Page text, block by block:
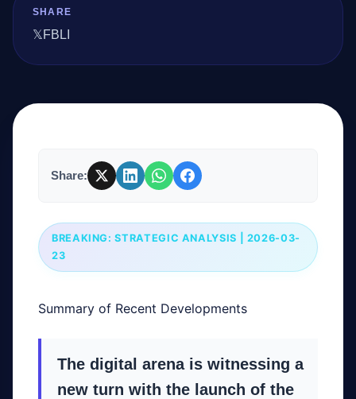
SHARE
𝕏 FB LI
Share:
BREAKING: STRATEGIC ANALYSIS | 2026-03-
23
Summary of Recent Developments
The digital arena is witnessing a
new turn with the launch of the